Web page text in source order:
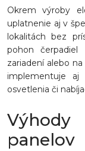
Okrem výroby
uplatnenie aj v
lokalitách bez
pohon čerpadiel
zariadení alebo
implementuje aj
osvetlenia či
panelov